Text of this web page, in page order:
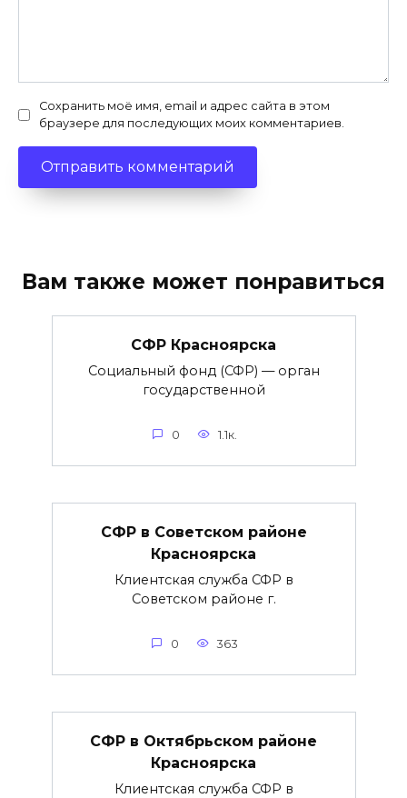
Сохранить моё имя, email и адрес сайта в этом
браузере для последующих моих комментариев.
Вам также может понравиться
СФР Красноярска
Социальный фонд (СФР) — орган
государственной
0 1.1к.
СФР в Советском районе
Красноярска
Клиентская служба СФР в
Советском районе г.
0 363
СФР в Октябрьском районе
Красноярска
Клиентская служба СФР в